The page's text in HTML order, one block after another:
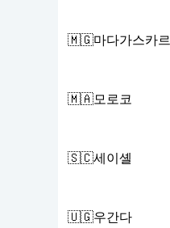
🇲🇬마다가스카르
🇲🇦모로코
🇸🇨세이셸
🇺🇬우간다